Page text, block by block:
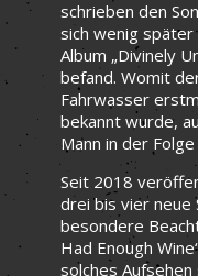
schrieben den
sich wenig später
Album „Divinely
befand. Womit
Fahrwasser
bekannt wurde,
Mann in der
Seit 2018
drei bis vier neue
besondere
Had Enough
solches